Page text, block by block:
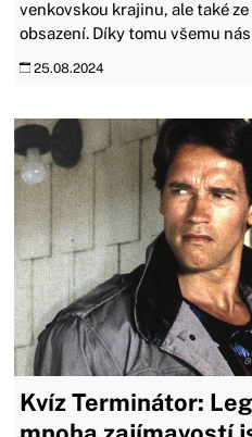
venkovskou krajinu, ale také
obsazení. Díky tomu všemu
25.08.2024
Kvíz Terminátor: